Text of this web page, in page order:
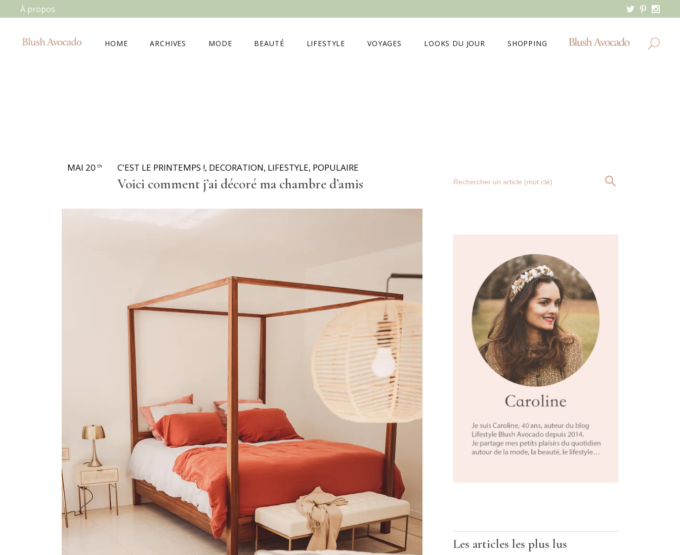
À propos
HOME ARCHIVES MODE BEAUTÉ LIFESTYLE VOYAGES LOOKS DU JOUR SHOPPING
MAI 20 th C'EST LE PRINTEMPS !, DECORATION, LIFESTYLE, POPULAIRE
Voici comment j’ai décoré ma chambre d’amis for:
SEARCH BUTTON
Les articles les plus lus